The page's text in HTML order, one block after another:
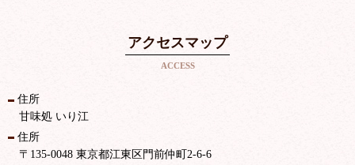
アクセスマップ
ACCESS
住所
甘味処 いり江
住所
〒135-0048 東京都江東区門前仲町2-6-6